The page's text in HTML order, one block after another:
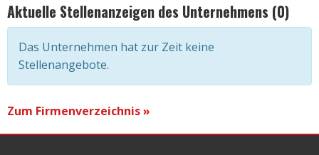
Aktuelle Stellenanzeigen des Unternehmens (0)
Das Unternehmen hat zur Zeit keine
Stellenangebote.
Zum Firmenverzeichnis »